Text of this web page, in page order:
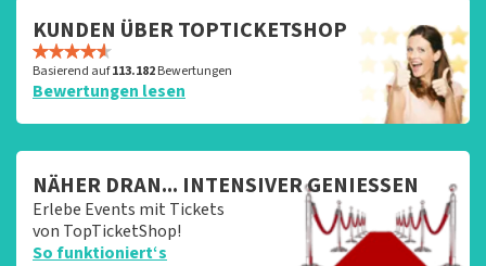
KUNDEN ÜBER TOPTICKETSHOP
Basierend auf113.182Bewertungen
Bewertungen lesen
NÄHER DRAN... INTENSIVER GENIESSEN
Erlebe Events mit Tickets
von TopTicketShop!
So funktioniert‘s